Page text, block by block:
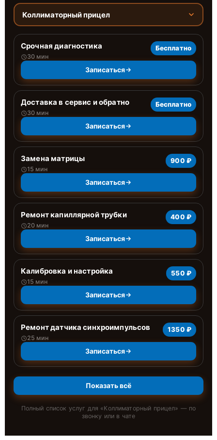
Коллиматорный прицел
Срочная диагностика
30 мин
Бесплатно
Записаться
Доставка в сервис и обратно
30 мин
Бесплатно
Записаться
Замена матрицы
15 мин
900 ₽
Записаться
Ремонт капиллярной трубки
20 мин
400 ₽
Записаться
Калибровка и настройка
15 мин
550 ₽
Записаться
Ремонт датчика синхроимпульсов
25 мин
1350 ₽
Записаться
Показать всё
Полный список услуг для «Коллиматорный прицел» — по
звонку или в чате